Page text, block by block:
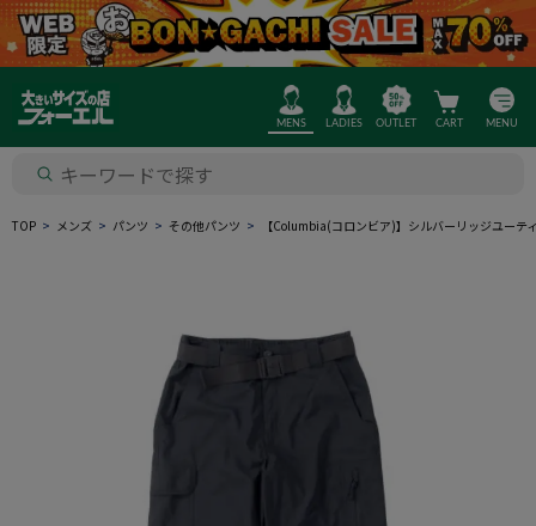
MENS LADIES OUTLET CART MENU
TOP メンズ パンツ その他パンツ 【Columbia(コロンビア)】シルバーリッジユー